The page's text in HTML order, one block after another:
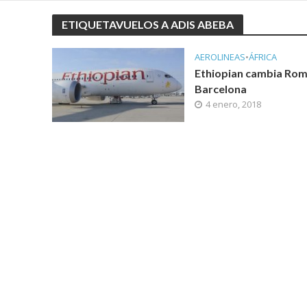
ETIQUETAVUELOS A ADIS ABEBA
AEROLINEAS•ÁFRICA
Ethiopian cambia
Barcelona
4 enero, 2018